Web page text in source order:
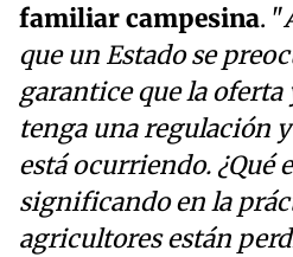
familiar campesina. "
que un Estado se
garantice que la oferta
tenga una regulación
está ocurriendo. ¿Qué
significando en la
agricultores están